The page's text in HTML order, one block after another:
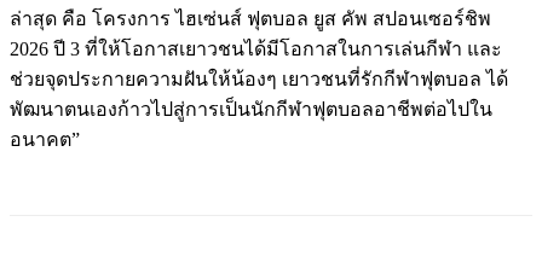
ล่าสุด คือ โครงการ ไฮเซ่นส์ ฟุตบอล ยูส คัพ สปอนเซอร์ชิพ
2026 ปี 3 ที่ให้โอกาสเยาวชนได้มีโอกาสในการเล่นกีฬา และ
ช่วยจุดประกายความฝันให้น้องๆ เยาวชนที่รักกีฬาฟุตบอล ได้
พัฒนาตนเองก้าวไปสู่การเป็นนักกีฬาฟุตบอลอาชีพต่อไปใน
อนาคต”